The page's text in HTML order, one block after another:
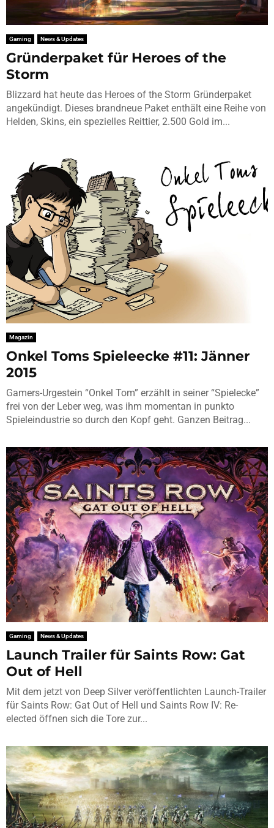
Gaming News & Updates
Gründerpaket für Heroes of the
Storm
Blizzard hat heute das Heroes of the Storm Gründerpaket
angekündigt. Dieses brandneue Paket enthält eine Reihe von
Helden, Skins, ein spezielles Reittier, 2.500 Gold im...
Magazin
Onkel Toms Spieleecke #11: Jänner
2015
Gamers-Urgestein “Onkel Tom” erzählt in seiner “Spielecke”
frei von der Leber weg, was ihm momentan in punkto
Spieleindustrie so durch den Kopf geht. Ganzen Beitrag...
Gaming News & Updates
Launch Trailer für Saints Row: Gat
Out of Hell
Mit dem jetzt von Deep Silver veröffentlichten Launch-Trailer
für Saints Row: Gat Out of Hell und Saints Row IV: Re-
elected öffnen sich die Tore zur...